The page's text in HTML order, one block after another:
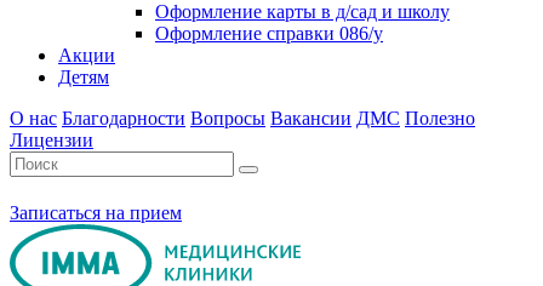
Оформление карты в д/сад и школу
Оформление справки 086/у
Акции
Детям
О нас Благодарности Вопросы Вакансии ДМС Полезно
Лицензии
Записаться на прием